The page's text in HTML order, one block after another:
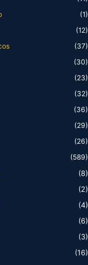
(1)
(12)
(37)
(30)
(23)
(32)
(36)
(29)
(26)
(589)
(8)
(2)
(4)
(6)
(3)
(16)